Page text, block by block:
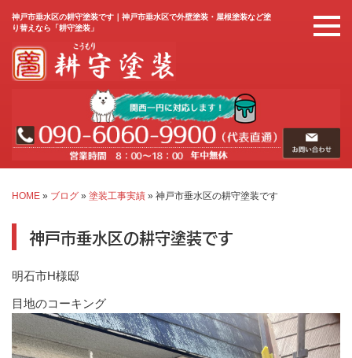
神戸市垂水区の耕守塗装です｜神戸市垂水区で外壁塗装・屋根塗装など塗
り替えなら「耕守塗装」
HOME » ブログ » 塗装工事実績 » 神戸市垂水区の耕守塗装です
神戸市垂水区の耕守塗装です
明石市H様邸
目地のコーキング